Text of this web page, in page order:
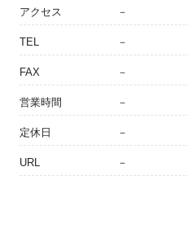
アクセス －
TEL －
FAX －
営業時間 －
定休日 －
URL －